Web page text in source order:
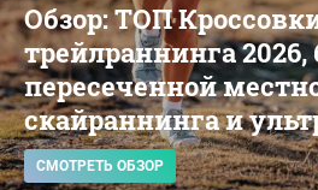
Обзор: ТОП
трейлраннинга 2026,
пересеченной
скайраннинга и
СМОТРЕТЬ ОБЗОР